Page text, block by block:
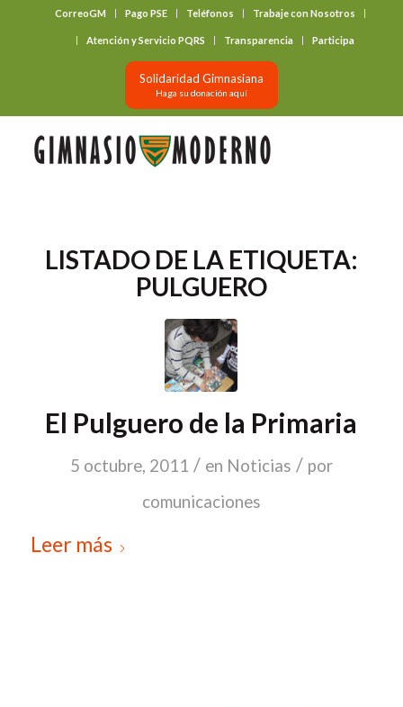
CorreoGM Pago PSE Teléfonos Trabaje con Nosotros
Atención y Servicio PQRS Transparencia Participa
Solidaridad Gimnasiana
Haga su donación aquí
LISTADO DE LA ETIQUETA:
PULGUERO
El Pulguero de la Primaria
5 octubre, 2011 / en Noticias / por
comunicaciones
Leer más